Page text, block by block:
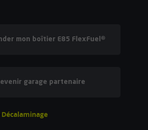
mon boîtier E85 FlexFuel®
garage partenaire